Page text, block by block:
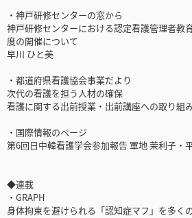
・神戸研修センターの窓から
神戸研修センターにおける認定看護管理者教
度の開催について
早川 ひと美
・都道府県看護協会事業だより
次代の看護を担う人材の確保
看護に関する出前授業・出前講座への取り組
・国際情報のページ
第6回日中韓看護学会参加報告 軍地 茉利子・
◆連載
・GRAPH
身体拘束を避けられる「認知症マフ」を多く